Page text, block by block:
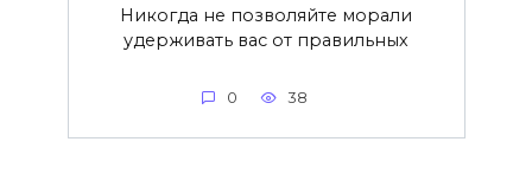
Никогда не позволяйте морали
удерживать вас от правильных
0 38